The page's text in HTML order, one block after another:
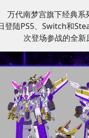
万代南梦宫旗下经典系
登陆PS5、Switch和
次登场参战的全新